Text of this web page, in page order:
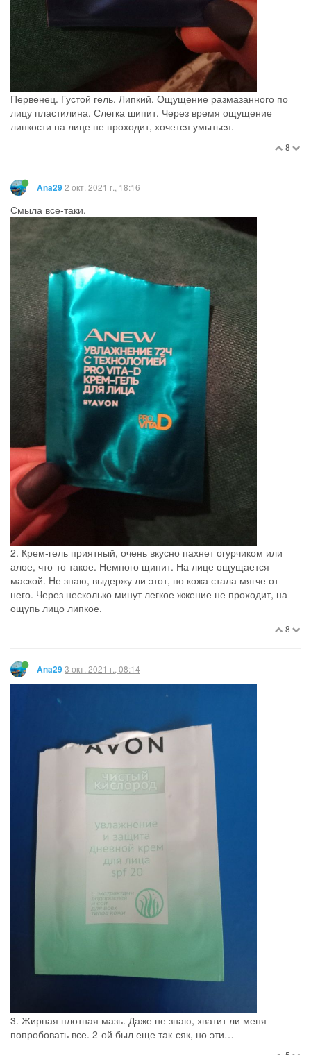
Первенец. Густой гель. Липкий. Ощущение размазанного по
лицу пластилина. Слегка шипит. Через время ощущение
липкости на лице не проходит, хочется умыться.
8
Ana29 2 окт. 2021 г., 18:16
Смыла все-таки.
2. Крем-гель приятный, очень вкусно пахнет огурчиком или
алое, что-то такое. Немного щипит. На лице ощущается
маской. Не знаю, выдержу ли этот, но кожа стала мягче от
него. Через несколько минут легкое жжение не проходит, на
ощупь лицо липкое.
8
Ana29 3 окт. 2021 г., 08:14
3. Жирная плотная мазь. Даже не знаю, хватит ли меня
попробовать все. 2-ой был еще так-сяк, но эти…